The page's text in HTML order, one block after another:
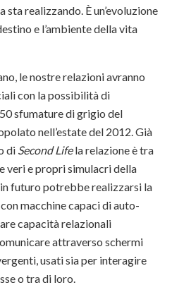
sta realizzando. È un’evoluzione
e l’ambiente della vita
le nostre relazioni avranno
con la possibilità di
sfumature di grigio del
nell’estate del 2012. Già
di Second Lifela relazione è tra
veri e propri simulacri della
in futuro potrebbe realizzarsi la
macchine capaci di auto-
capacità relazionali
attraverso schermi
usati sia per interagire
o tra di loro.